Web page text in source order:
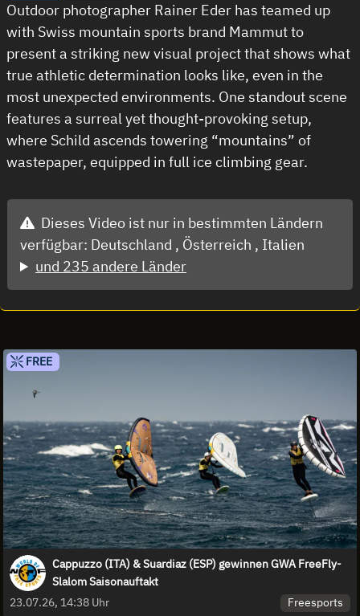
Outdoor photographer Rainer Eder has teamed up
with Swiss mountain sports brand Mammut to
present a striking new visual project that shows what
true athletic determination looks like, even in the
most unexpected environments. One standout scene
features a surreal yet thought-provoking setup,
where Schild ascends towering “mountains” of
wastepaper, equipped in full ice climbing gear.
Dieses Video ist nur in bestimmten Ländern
verfügbar: Deutschland , Österreich , Italien
und 235 andere Länder
FREE
Cappuzzo (ITA) & Suardiaz (ESP) gewinnen GWA FreeFly-
Slalom Saisonauftakt
23.07.26, 14:38 Uhr
Freesports